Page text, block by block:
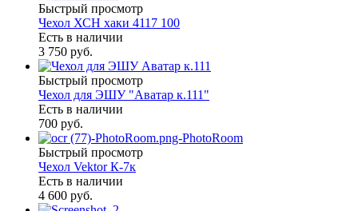
Быстрый просмотр
Чехол ХСН хаки 4117 100
Есть в наличии
3 750 руб.
Быстрый просмотр
Чехол для ЭШУ "Аватар к.111"
Есть в наличии
700 руб.
Быстрый просмотр
Чехол Vektor К-7к
Есть в наличии
4 600 руб.